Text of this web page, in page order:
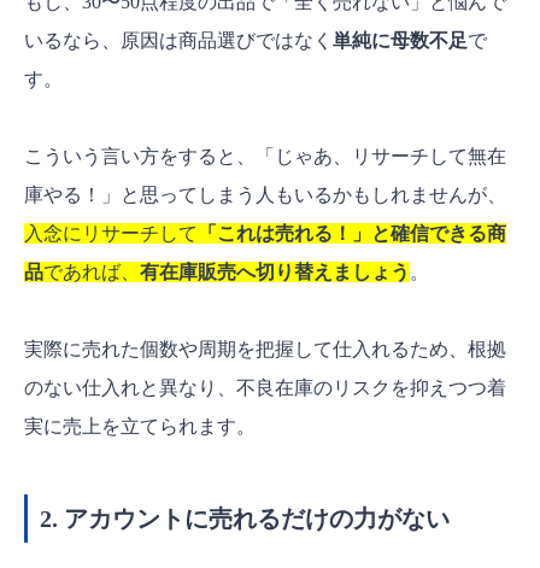
いるなら、原因は商品選びではなく 単純に母数不足で
す。
こういう言い方をすると、「じゃあ、リサーチして無在
庫やる！」と思ってしまう人もいるかもしれませんが、
入念にリサーチして
「これは売れる！」と確信できる商
品であれば、 有在庫販売へ切り替えましょう 。
実際に売れた個数や周期を把握して仕入れるため、根拠
のない仕入れと異なり、不良在庫のリスクを抑えつつ着
実に売上を立てられます。
2. アカウントに売れるだけの力がない